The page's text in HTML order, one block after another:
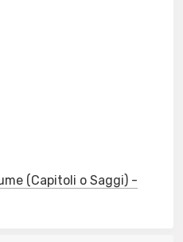
(Capitoli o Saggi) -